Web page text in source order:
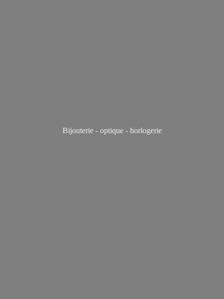
Bijouterie - optique - horlogerie